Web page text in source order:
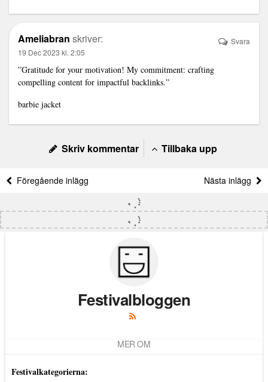
Ameliabran skriver:
19 Dec 2023 kl. 2:05
”Gratitude for your motivation! My commitment: crafting
compelling content for impactful backlinks.”
barbie jacket
Svara
Skriv kommentar Tillbaka upp
Föregående inlägg Nästa inlägg
Festivalbloggen
MER OM
Festivalkategorierna: